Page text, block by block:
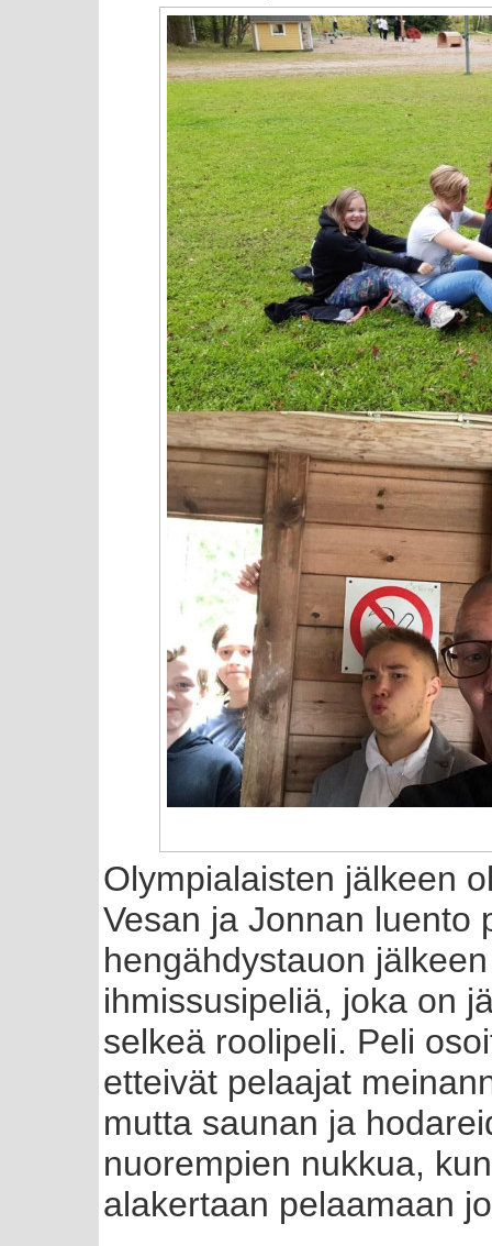
Olympialaisten jälkeen
Vesan ja Jonnan luento
hengähdystauon
ihmissusipeliä, joka on
selkeä roolipeli. Peli
etteivät pelaajat
mutta saunan ja
nuorempien nukkua,
alakertaan pelaamaan